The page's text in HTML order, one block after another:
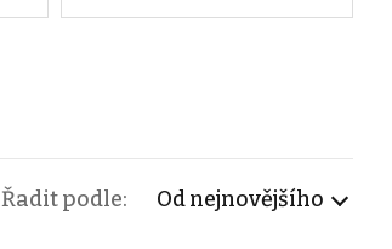
Řadit podle: Od nejnovějšího